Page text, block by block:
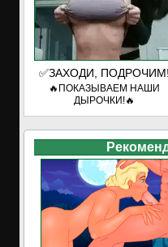
✅ЗАХОДИ, ПОДРОЧИМ!
🔥ПОКАЗЫВАЕМ НАШИ
ДЫРОЧКИ!🔥